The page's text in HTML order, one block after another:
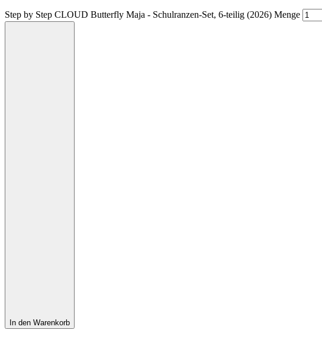
Step by Step CLOUD Butterfly Maja - Schulranzen-Set, 6-teilig (2026) Menge
In den Warenkorb